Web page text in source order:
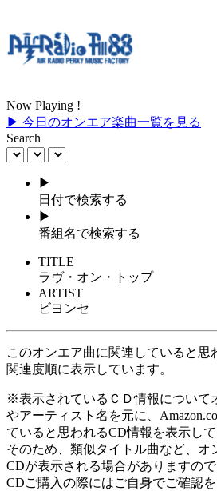
Now Playing !
▶ 今日のオンエア楽曲一覧を見る
Search
▶
日付で検索する
▶
番組名で検索する
TITLE
ラヴ・オン・トップ
ARTIST
ビヨンセ
このオンエア曲に関連していると思
関連度順に表示しています。
※表示されているＣＤ情報について
やアーティスト名を元に、
ていると思われるCD情報を表示して
そのため、類似タイトル曲など、オ
CDが表示される場合がありますので
CDご購入の際にはご自身でご確認を